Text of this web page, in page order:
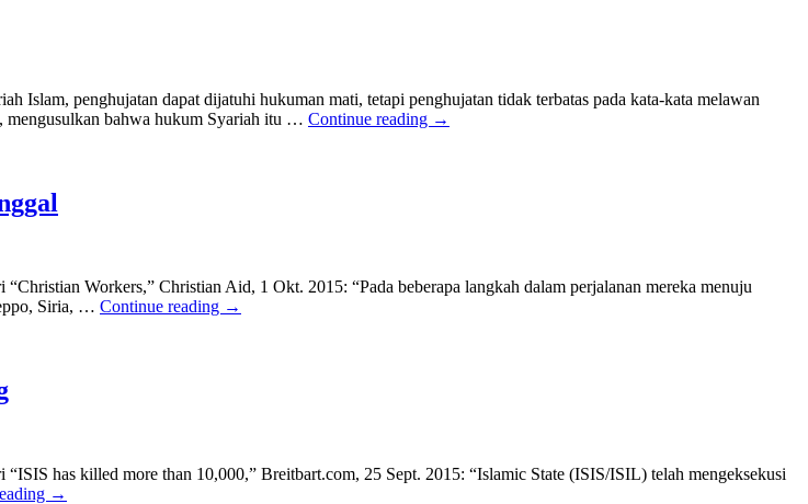
penghujatan dapat dijatuhi hukuman mati, tetapi penghujatan tidak terbatas pada kata-kata melawan
mengusulkan bahwa hukum Syariah itu … Continue reading →
Workers,” Christian Aid, 1 Okt. 2015: “Pada beberapa langkah dalam perjalanan mereka menuju
Siria, … Continue reading →
has killed more than 10,000,” Breitbart.com, 25 Sept. 2015: “Islamic State (ISIS/ISIL) telah mengeksekusi
→